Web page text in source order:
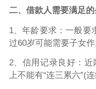
二、借款人需要满足
1、年龄要求：一般要
过60岁可能需要子女作
2、信用记录良好：
上不能有“连三累六”(